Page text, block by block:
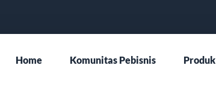
Home Komunitas Pebisnis Produk